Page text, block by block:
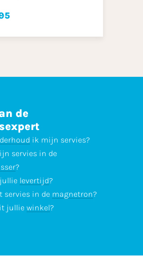
de
ik mijn servies?
servies in de
?
levertijd?
servies in de magnetron?
jullie winkel?